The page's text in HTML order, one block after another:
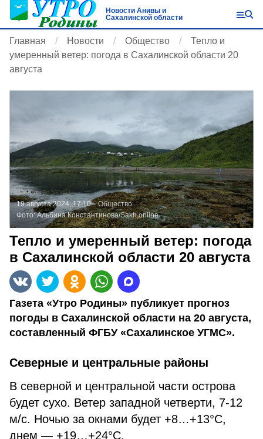
Новости Анивы и
Сахалинской области
Главная Новости Общество
Тепло и
умеренный ветер: погода в Сахалинской области 20
августа
19 августа 2024, 17:10
Общество
Фото:Альбина Константинова/Sakh.online
Тепло и умеренный ветер: погода
в Сахалинской области 20 августа
Газета «Утро Родины» публикует прогноз
погоды в Сахалинской области на 20 августа,
составленный ФГБУ «Сахалинское УГМС».
Северные и центральные районы
В северной и центральной части острова
будет сухо. Ветер западной четверти, 7-12
м/с. Ночью за окнами будет +8…+13°С,
днем — +19…+24°С.